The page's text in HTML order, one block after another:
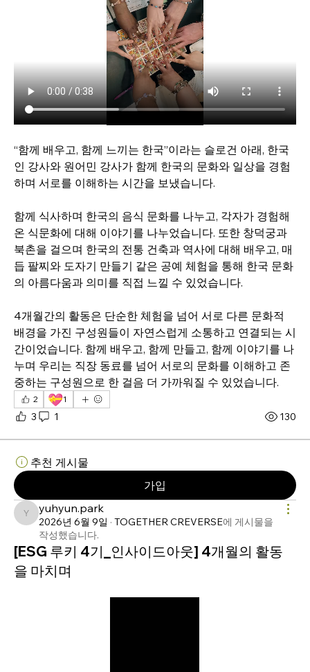
“함께 배우고, 함께 느끼는 한국”이라는 슬로건 아래, 한국
인 강사와 원어민 강사가 함께 한국의 문화와 일상을 경험
하며 서로를 이해하는 시간을 보냈습니다.
함께 식사하며 한국의 음식 문화를 나누고, 각자가 경험해
온 식문화에 대해 이야기를 나누었습니다. 또한 창덕궁과
북촌을 걸으며 한국의 전통 건축과 역사에 대해 배우고, 매
듭 팔찌와 도자기 만들기 같은 공예 체험을 통해 한국 문화
의 아름다움과 의미를 직접 느낄 수 있었습니다.
4개월간의 활동은 단순한 체험을 넘어 서로 다른 문화적
배경을 가진 구성원들이 자연스럽게 소통하고 연결되는 시
간이었습니다. 함께 배우고, 함께 만들고, 함께 이야기를 나
누며 우리는 직장 동료를 넘어 서로의 문화를 이해하고 존
중하는 구성원으로 한 걸음 더 가까워질 수 있었습니다.
2 💝1
3 1 130
추천 게시물
가입
yuhyun.park
yuhyun.park
2026년 6월 9일 · TOGETHER CREVERSE에 게시물을
작성했습니다.
[ESG 루키 4기_인사이드아웃] 4개월의 활동
을 마치며